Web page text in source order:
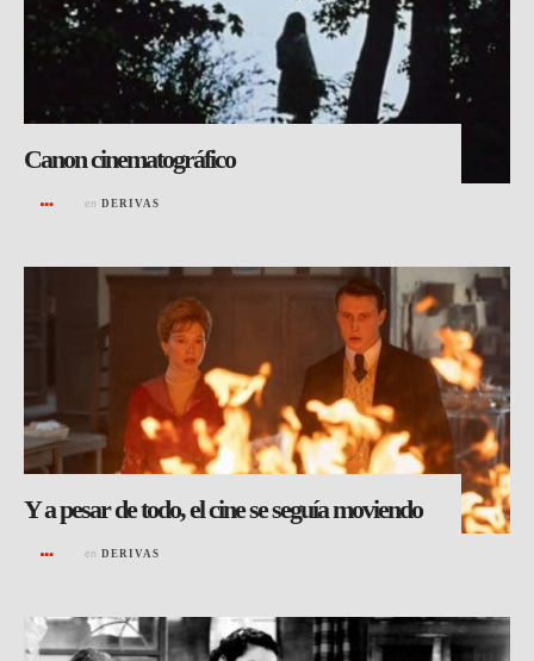
Canon cinematográfico
en DERIVAS
Y a pesar de todo, el cine se seguía moviendo
en DERIVAS